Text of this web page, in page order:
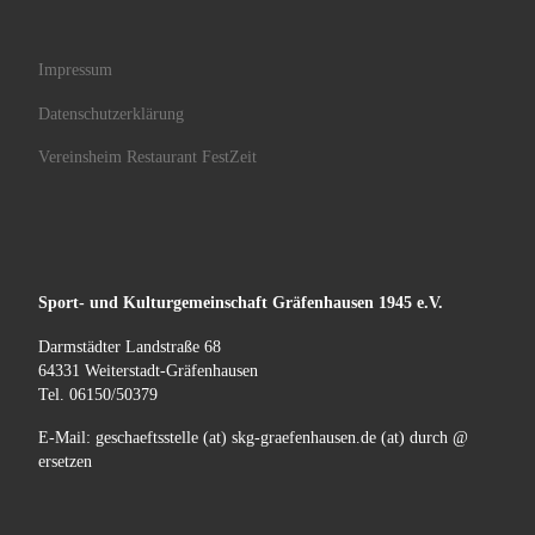
Impressum
Datenschutzerklärung
Vereinsheim Restaurant FestZeit
Sport- und Kulturgemeinschaft Gräfenhausen 1945 e.V.
Darmstädter Landstraße 68
64331 Weiterstadt-Gräfenhausen
Tel. 06150/50379
E-Mail: geschaeftsstelle (at) skg-graefenhausen.de (at) durch @
ersetzen